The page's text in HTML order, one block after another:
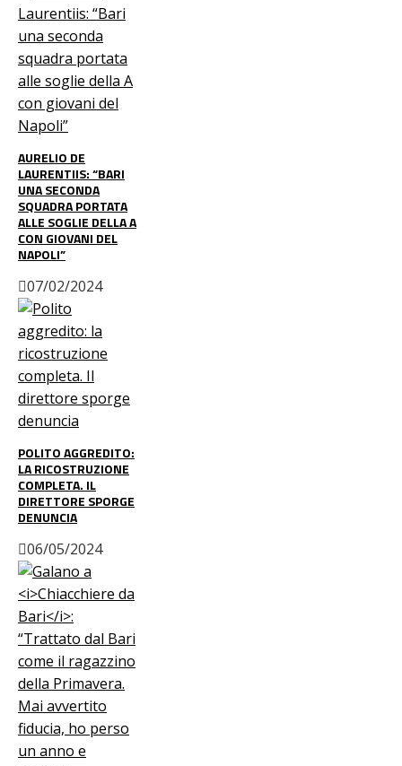
AURELIO DE
LAURENTIIS: “BARI
UNA SECONDA
SQUADRA PORTATA
ALLE SOGLIE DELLA A
CON GIOVANI DEL
NAPOLI”
07/02/2024
POLITO AGGREDITO:
LA RICOSTRUZIONE
COMPLETA. IL
DIRETTORE SPORGE
DENUNCIA
06/05/2024